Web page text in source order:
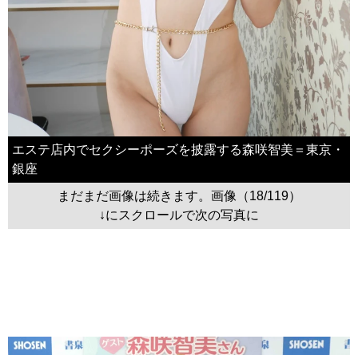
エステ店内でセクシーポーズを披露する森咲智美＝東京・
銀座
まだまだ画像は続きます。画像（18/119）
↓にスクロールで次の写真に